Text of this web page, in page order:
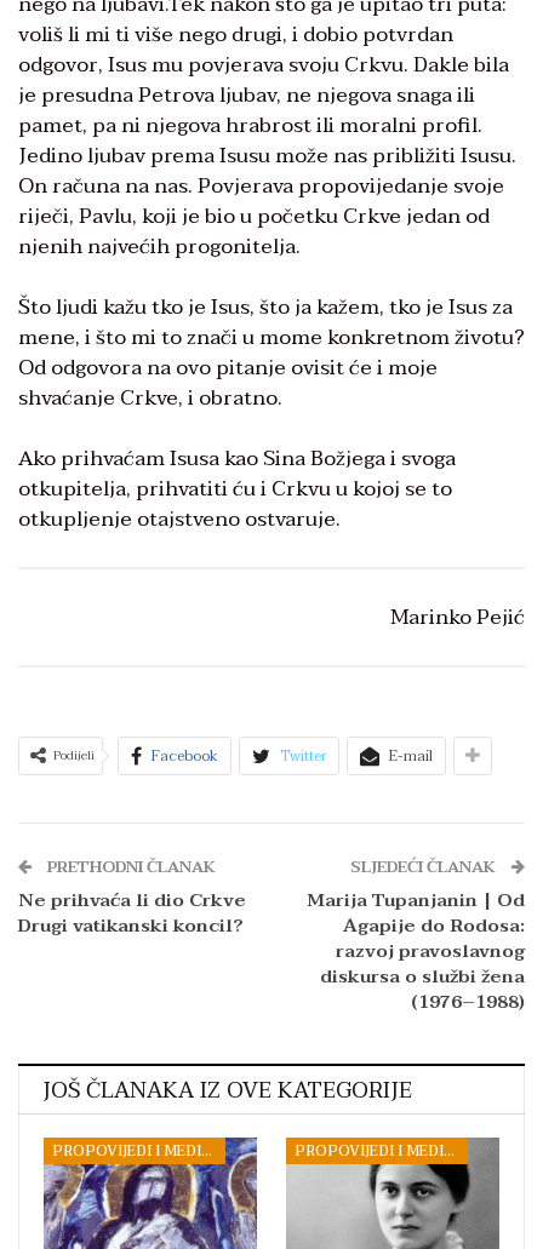
voliš li mi ti više nego drugi, i dobio potvrdan
odgovor, Isus mu povjerava svoju Crkvu. Dakle bila
je presudna Petrova ljubav, ne njegova snaga ili
pamet, pa ni njegova hrabrost ili moralni profil.
Jedino ljubav prema Isusu može nas približiti Isusu.
On računa na nas. Povjerava propovijedanje svoje
riječi, Pavlu, koji je bio u početku Crkve jedan od
njenih najvećih progonitelja.
Što ljudi kažu tko je Isus, što ja kažem, tko je Isus za
mene, i što mi to znači u mome konkretnom životu?
Od odgovora na ovo pitanje ovisit će i moje
shvaćanje Crkve, i obratno.
Ako prihvaćam Isusa kao Sina Božjega i svoga
otkupitelja, prihvatiti ću i Crkvu u kojoj se to
otkupljenje otajstveno ostvaruje.
Marinko Pejić
Podijeli Facebook Twitter E-mail
PRETHODNI ČLANAK
Ne prihvaća li dio Crkve
Drugi vatikanski koncil?
SLJEDEĆI ČLANAK
Marija Tupanjanin | Od
Agapije do Rodosa:
razvoj pravoslavnog
diskursa o službi žena
(1976–1988)
JOŠ ČLANAKA IZ OVE KATEGORIJE
PROPOVIJEDI I MEDITACIJE PROPOVIJEDI I MEDITACIJE